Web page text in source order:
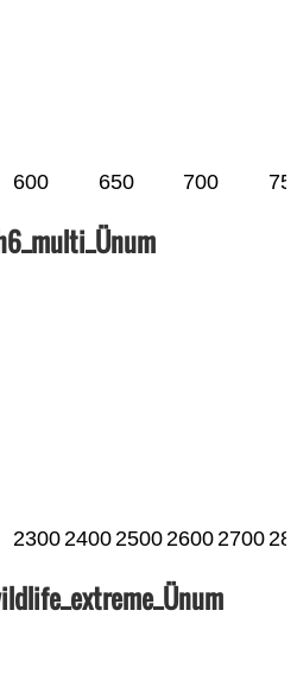
600 650 700
23002400250026002700